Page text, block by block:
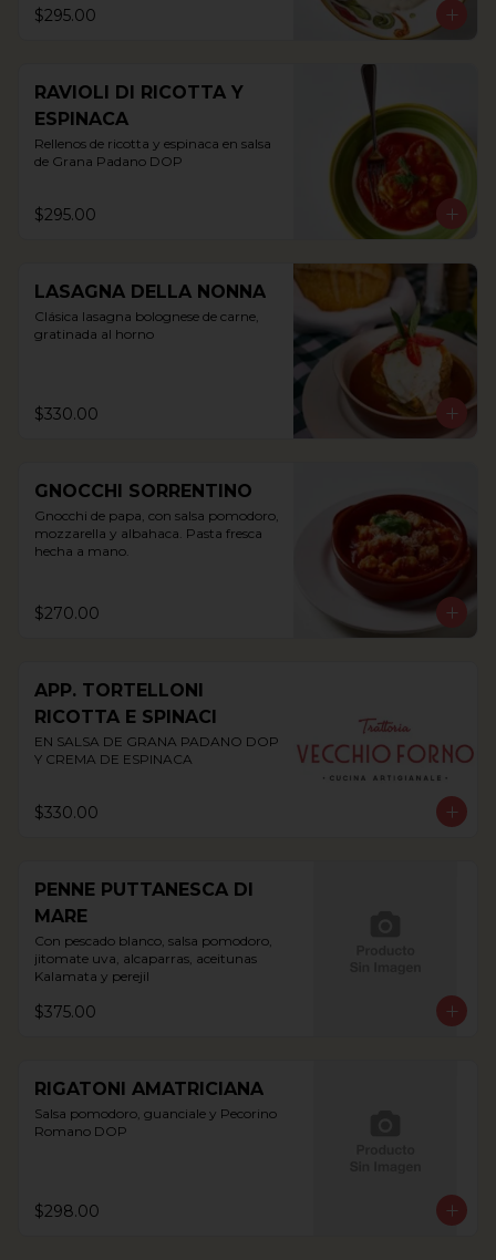
$295.00
RAVIOLI DI RICOTTA Y
ESPINACA
Rellenos de ricotta y espinaca en salsa
de Grana Padano DOP
$295.00
LASAGNA DELLA NONNA
Clásica lasagna bolognese de carne,
gratinada al horno
$330.00
GNOCCHI SORRENTINO
Gnocchi de papa, con salsa pomodoro,
mozzarella y albahaca. Pasta fresca
hecha a mano.
$270.00
APP. TORTELLONI
RICOTTA E SPINACI
EN SALSA DE GRANA PADANO DOP
Y CREMA DE ESPINACA
$330.00
PENNE PUTTANESCA DI
MARE
Con pescado blanco, salsa pomodoro,
jitomate uva, alcaparras, aceitunas
Kalamata y perejil
$375.00
RIGATONI AMATRICIANA
Salsa pomodoro, guanciale y Pecorino
Romano DOP
$298.00